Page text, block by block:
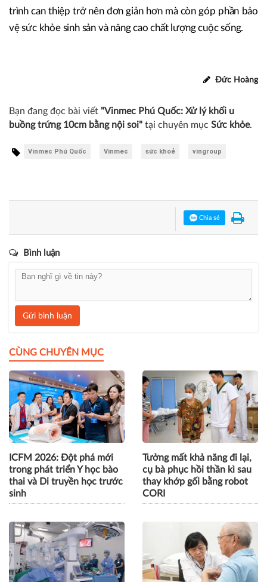
trình can thiệp trở nên đơn giản hơn mà còn góp phần bảo
vệ sức khỏe sinh sản và nâng cao chất lượng cuộc sống.
Đức Hoàng
Bạn đang đọc bài viết "Vinmec Phú Quốc: Xử lý khối u
buồng trứng 10cm bằng nội soi" tại chuyên mục Sức khỏe.
Vinmec Phú Quốc Vinmec sức khoẻ vingroup
Chia sẻ
Bình luận
Gửi bình luận
CÙNG CHUYÊN MỤC
ICFM 2026: Đột phá mới
trong phát triển Y học bào
thai và Di truyền học trước
sinh
Tưởng mất khả năng đi lại,
cụ bà phục hồi thần kì sau
thay khớp gối bằng robot
CORI